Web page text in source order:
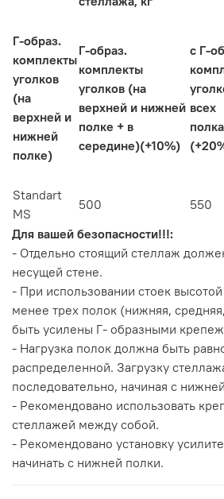
Г-образ.
комплекты
уголков
(на
верхней и
нижней
полке)
Г-образ.
комплекты
уголков (на
верхней и нижней
полке + в
середине)(+10%)
с Г-
всех
Standart
MS
500 550
Для вашей безопасности!!!:
- Отдельно стоящий стеллаж
несущей стене.
- При использовании стоек
менее трех полок (нижняя,
быть усилены Г- образными
- Нагрузка полок должна быть
распределенной. Загрузку
последовательно, начиная с
- Рекомендовано использовать
стеллажей между собой.
- Рекомендовано установку
начинать с нижней полки.